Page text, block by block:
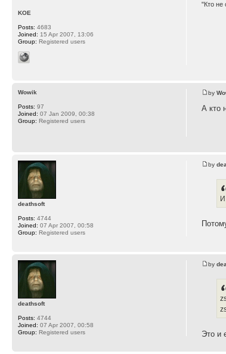
"Кто не
KOE
Posts: 4683
Joined: 15 Apr 2007, 13:06
Group: Registered users
by
А кто
Wowik
Posts: 97
Joined: 07 Jan 2009, 00:38
Group: Registered users
by
И
deathsoft
Posts: 4744
Joined: 07 Apr 2007, 00:58
Group: Registered users
by
Это и
deathsoft
Posts: 4744
Joined: 07 Apr 2007, 00:58
Group: Registered users